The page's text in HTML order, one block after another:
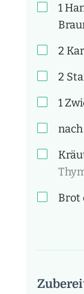
1
2
2
1
Brot